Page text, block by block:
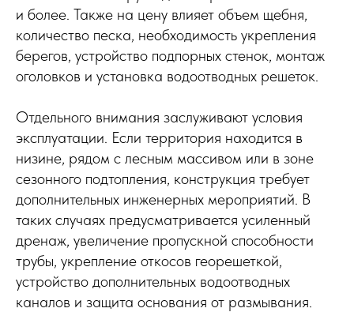
и более. Также на цену влияет объем щебня,
количество песка, необходимость укрепления
берегов, устройство подпорных стенок, монтаж
оголовков и установка водоотводных решеток.
Отдельного внимания заслуживают условия
эксплуатации. Если территория находится в
низине, рядом с лесным массивом или в зоне
сезонного подтопления, конструкция требует
дополнительных инженерных мероприятий. В
таких случаях предусматривается усиленный
дренаж, увеличение пропускной способности
трубы, укрепление откосов георешеткой,
устройство дополнительных водоотводных
каналов и защита основания от размывания.